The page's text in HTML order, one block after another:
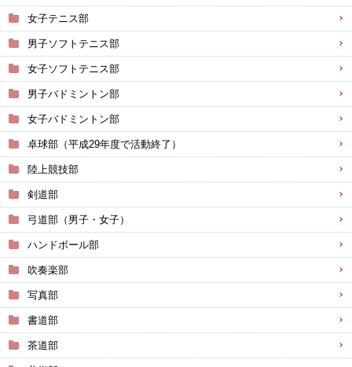
女子テニス部
男子ソフトテニス部
女子ソフトテニス部
男子バドミントン部
女子バドミントン部
卓球部（平成29年度で活動終了）
陸上競技部
剣道部
弓道部（男子・女子）
ハンドボール部
吹奏楽部
写真部
書道部
茶道部